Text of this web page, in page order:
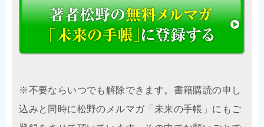
※不要ならいつでも解除できます。書籍購読の申し
込みと同時に松野のメルマガ「未来の手帳」にもご